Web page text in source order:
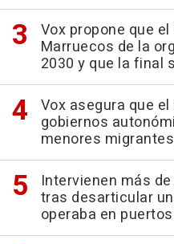
Vox propone que
Marruecos de la
2030 y que la final
Vox asegura que
gobiernos
menores
Intervienen más
tras desarticular
operaba en